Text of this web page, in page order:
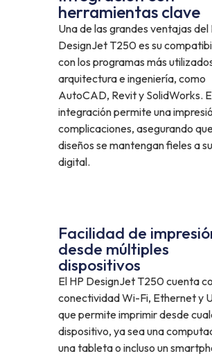
herramientas clave
Una de las grandes ventajas del
DesignJet T250 es su
con los programas más
arquitectura e ingeniería, como
AutoCAD, Revit y SolidWorks.
integración permite una
complicaciones, asegurando
diseños se mantengan fieles a
digital.
Facilidad de
desde múltiples
dispositivos
El HP DesignJet T250 cuenta
conectividad Wi-Fi, Ethernet y
que permite imprimir desde
dispositivo, ya sea una
una tableta o incluso un